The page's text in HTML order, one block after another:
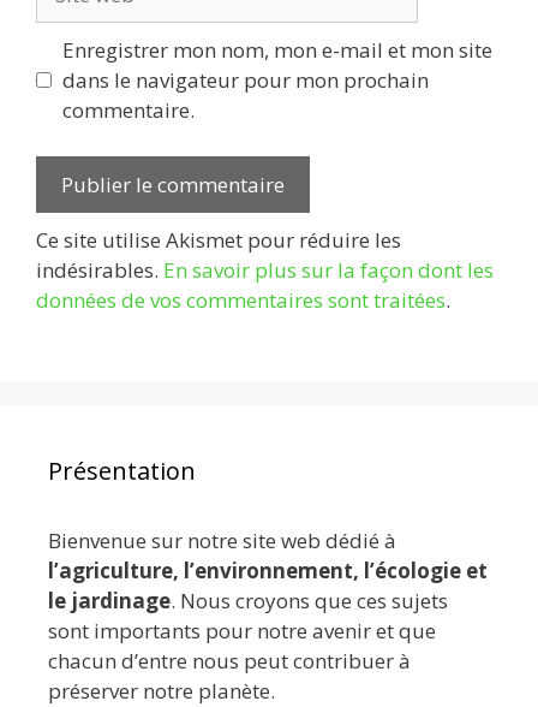
web
Enregistrer mon nom, mon e-mail et mon site
dans le navigateur pour mon prochain
commentaire.
Ce site utilise Akismet pour réduire les
indésirables. En savoir plus sur la façon dont les
données de vos commentaires sont traitées.
Présentation
Bienvenue sur notre site web dédié à
l’agriculture, l’environnement, l’écologie et
le jardinage. Nous croyons que ces sujets
sont importants pour notre avenir et que
chacun d’entre nous peut contribuer à
préserver notre planète.